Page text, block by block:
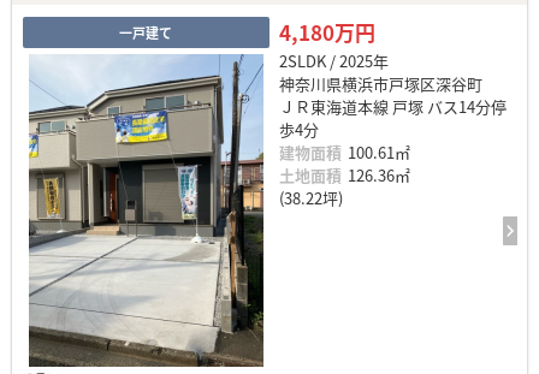
一戸建て 4,180万円
2SLDK / 2025年
神奈川県横浜市戸塚区深谷町
ＪＲ東海道本線 戸塚 バス14分停
歩4分
建物面積 100.61㎡
土地面積 126.36㎡
(38.22坪)